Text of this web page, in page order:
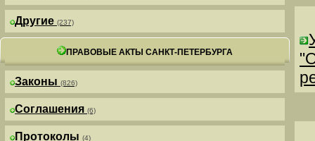
Другие (237)
ПРАВОВЫЕ АКТЫ САНКТ-ПЕТЕРБУРГА
Законы (826)
Соглашения (6)
Протоколы (4)